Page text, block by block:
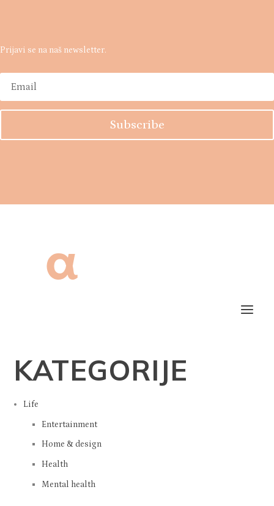
Prijavi se na naš newsletter.
Subscribe
KATEGORIJE
Life
Entertainment
Home & design
Health
Mental health